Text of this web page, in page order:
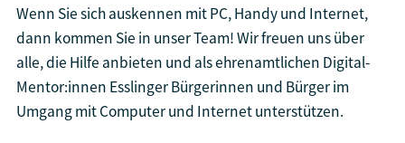
Wenn Sie sich auskennen mit PC, Handy und Internet,
dann kommen Sie in unser Team! Wir freuen uns über
alle, die Hilfe anbieten und als ehrenamtlichen Digital-
Mentor:innen Esslinger Bürgerinnen und Bürger im
Umgang mit Computer und Internet unterstützen.